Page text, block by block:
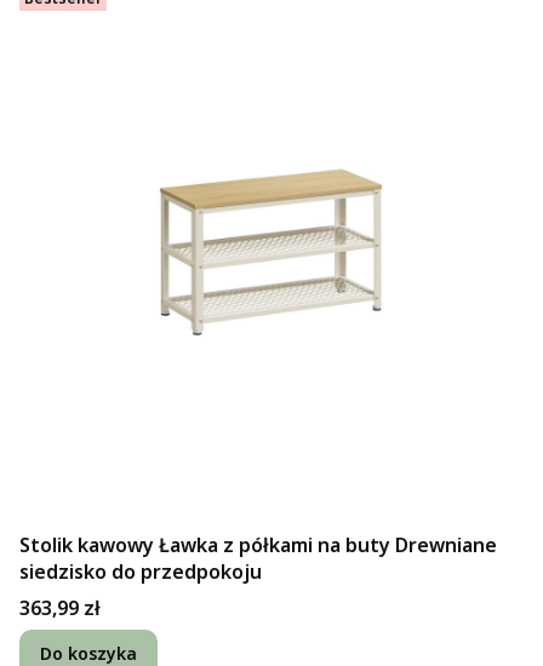
Stolik kawowy Ławka z półkami na buty Drewniane
siedzisko do przedpokoju
Cena
363,99 zł
Do koszyka